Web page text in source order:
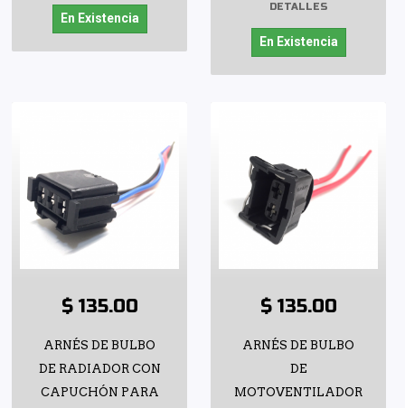
En Existencia
DETALLES
En Existencia
$ 135.00
ARNÉS DE BULBO
DE RADIADOR CON
CAPUCHÓN PARA
$ 135.00
ARNÉS DE BULBO
DE
MOTOVENTILADOR